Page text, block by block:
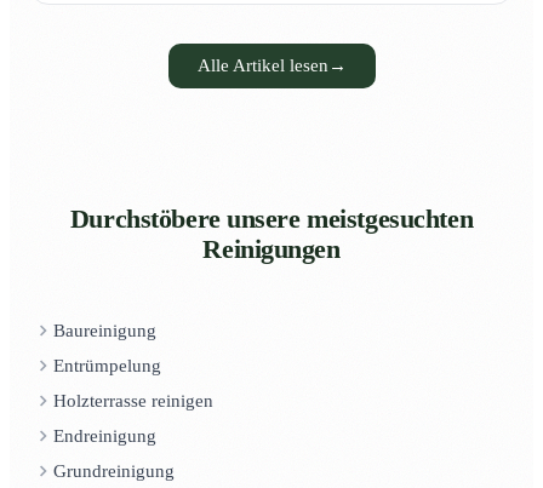
Alle Artikel lesen →
Durchstöbere unsere meistgesuchten
Reinigungen
Baureinigung
Entrümpelung
Holzterrasse reinigen
Endreinigung
Grundreinigung